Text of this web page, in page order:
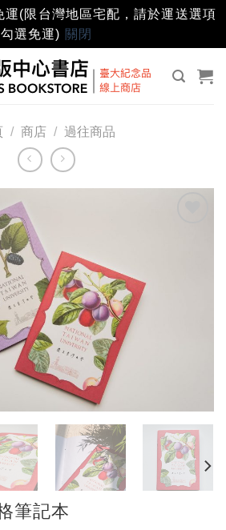
運(限台灣地區宅配，請於運送選項
勾選免運) 關閉
/ 商店 / 過往商品
筆記本